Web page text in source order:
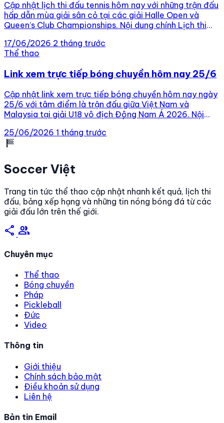
Cập nhật lịch thi đấu tennis hôm nay với những trận đấu
hấp dẫn mùa giải sân cỏ tại các giải Halle Open và
Queen’s Club Championships. Nội dung chính Lịch thi
Vòng 1/16 Lịch thi đấu WTA Berlin – Vòng 1/16 Lịch […]
17/06/2026 2 tháng trước
Thể thao
Link xem trực tiếp bóng chuyền hôm nay 25/6
Cập nhật link xem trực tiếp bóng chuyền hôm nay ngày
25/6 với tâm điểm là trận đấu giữa Việt Nam và
Malaysia tại giải U18 vô địch Đông Nam Á 2026. Nội
BÓNG CHUYỀN NỮ ĐÔNG NAM Á 2026 NGÀY 25/6
LINK XEM TRỰC […]
25/06/2026 1 tháng trước
sports_score
Soccer Việt
Trang tin tức thể thao cập nhật nhanh kết quả, lịch thi
đấu, bảng xếp hạng và những tin nóng bóng đá từ các
giải đấu lớn trên thế giới.
share group
Chuyên mục
Thể thao
Bóng chuyền
Pháp
Pickleball
Đức
Video
Thông tin
Giới thiệu
Chính sách bảo mật
Điều khoản sử dụng
Liên hệ
Bản tin Email